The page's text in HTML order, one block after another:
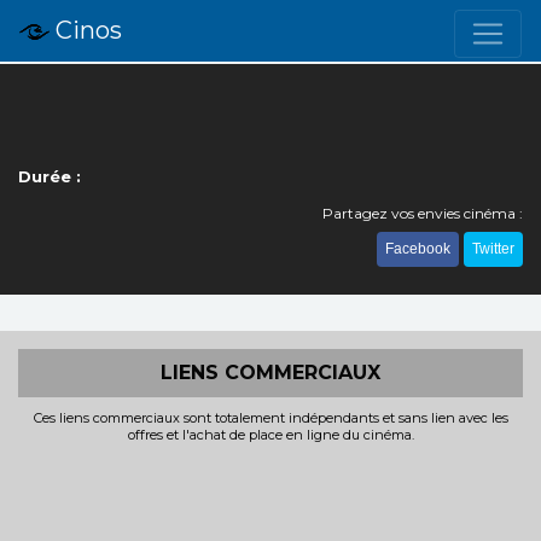
Cinos
Durée :
Partagez vos envies cinéma :
Facebook Twitter
LIENS COMMERCIAUX
Ces liens commerciaux sont totalement indépendants et sans lien avec les
offres et l'achat de place en ligne du cinéma.